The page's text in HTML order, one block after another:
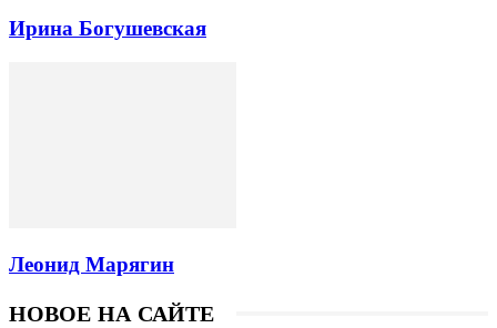
Ирина Богушевская
Леонид Марягин
НОВОЕ НА САЙТЕ